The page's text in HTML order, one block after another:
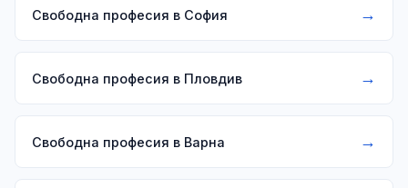
Свободна професия в София →
Свободна професия в Пловдив →
Свободна професия в Варна →